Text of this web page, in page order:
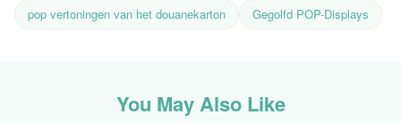
pop vertoningen van het douanekarton
Gegolfd POP-Displays
You May Also Like